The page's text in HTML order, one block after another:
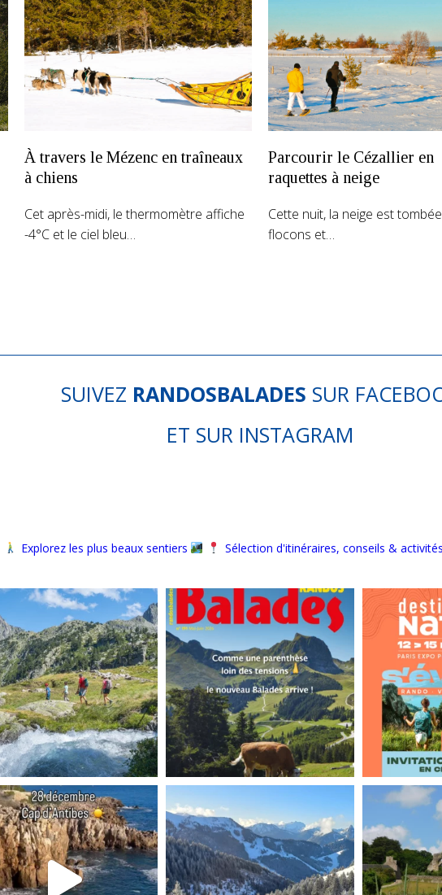
À travers le Mézenc en traîneaux
à chiens
Cet après-midi, le thermomètre affiche
-4°C et le ciel bleu…
Parcourir le Cézallier en
raquettes à neige
Cette nuit, la neige est
flocons et…
SUIVEZ RANDOSBALADES SUR
ET SUR INSTAGRAM
Explorez les plus beaux sentiers Sélection d'itinéraires, conseils & activités